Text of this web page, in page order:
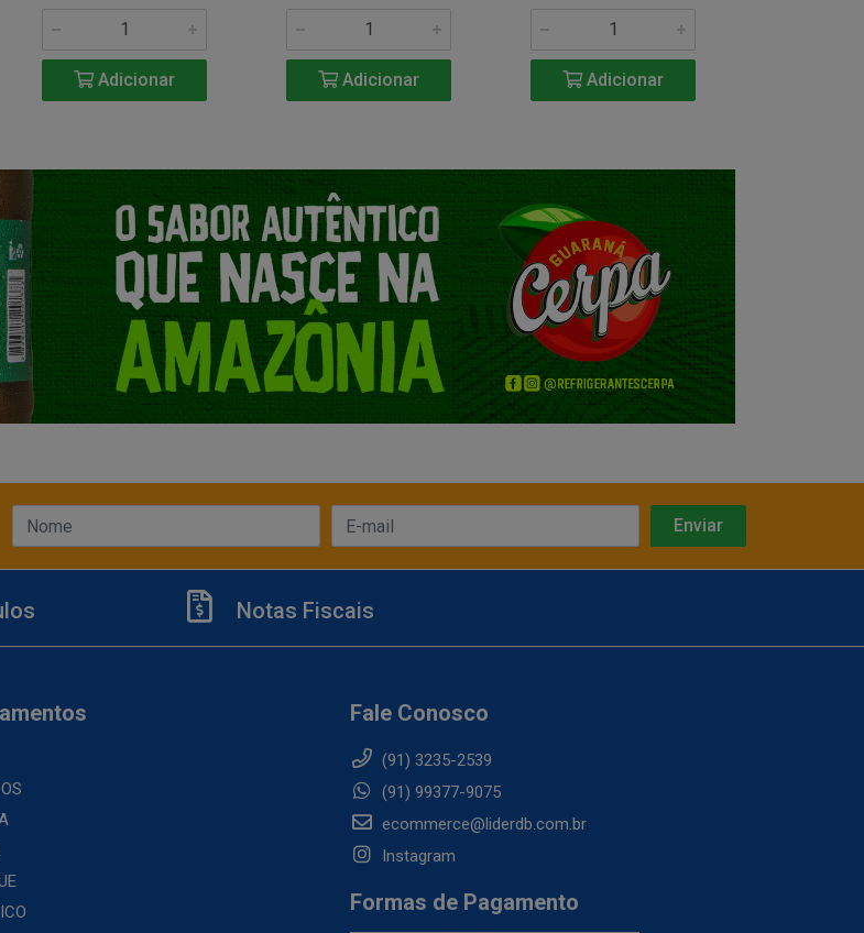
Adicionar Adicionar Adicionar
Notas Fiscais
Fale Conosco
(91) 3235-2539
(91) 99377-9075
ecommerce@liderdb.com.br
Instagram
Formas de Pagamento